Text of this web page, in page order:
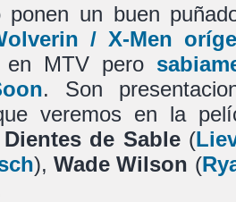
ponen un buen
/ X-Men
en MTV pero
. Son
veremos en la
Dientes de Sable(
),Wade Wilson (